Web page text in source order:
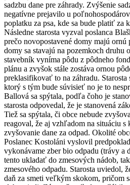
sadzbu dane pre záhrady. Zvýšenie
negatívne prejavilo u
poplatku za psa, kde sa bude platiť za
Následne starosta vyzval poslanca
prečo novopostavené domy majú ornú
domy sa stavajú na pozemkoch druhu
stavebník vyníma pôdu z pôdneho
plánu a zvyšok stále zostáva ornou
preklasifikovať to na záhradu.
ktorý s tým bude súvisieť no je to
Ballová sa spýtala, podľa čoho je
starosta odpovedal, že je stanovená
Tiež sa spýtala, či obce nebude
reagoval, že aj vzhľadom na situáciu s
zvyšovanie dane za odpad. Okolité
Poslanec Kostoláni vyslovil
vykonávame zber bio odpadu (trávy a
tento ukladať do zmesových nádob,
zmesového odpadu. Starosta uviedol,
daň za smeti veľkým skokom, pričom